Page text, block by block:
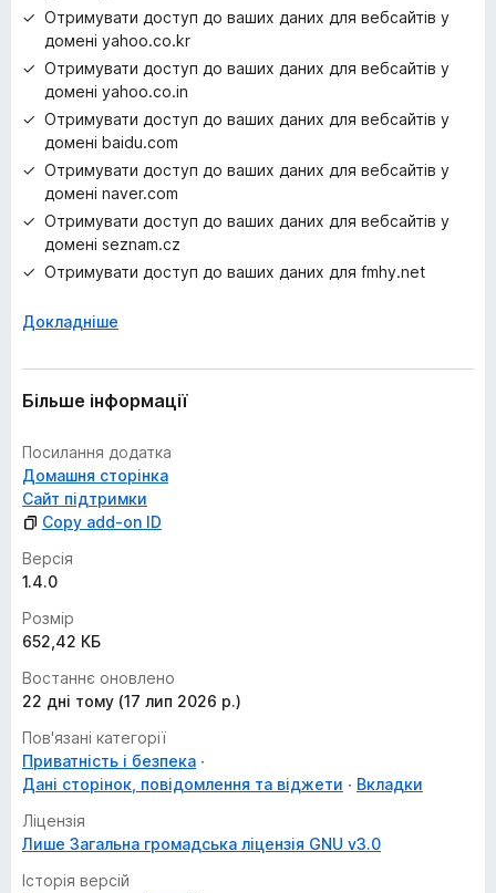
Отримувати доступ до ваших даних для вебсайтів у
домені yahoo.co.kr
Отримувати доступ до ваших даних для вебсайтів у
домені yahoo.co.in
Отримувати доступ до ваших даних для вебсайтів у
домені baidu.com
Отримувати доступ до ваших даних для вебсайтів у
домені naver.com
Отримувати доступ до ваших даних для вебсайтів у
домені seznam.cz
Отримувати доступ до ваших даних для fmhy.net
Докладніше
Більше інформації
Посилання додатка
Домашня сторінка
Сайт підтримки
Copy add-on ID
Версія
1.4.0
Розмір
652,42 КБ
Востаннє оновлено
22 дні тому (17 лип 2026 р.)
Пов'язані категорії
Приватність і безпека
Дані сторінок, повідомлення та віджети
Вкладки
Ліцензія
Лише Загальна громадська ліцензія GNU v3.0
Історія версій